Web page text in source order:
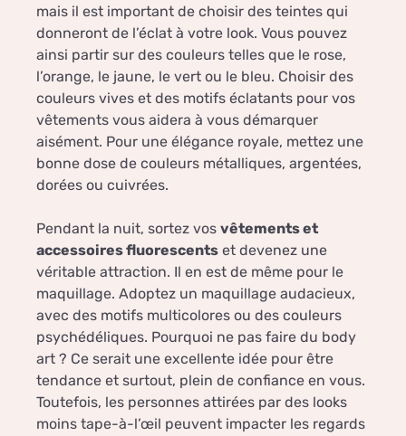
mais il est important de choisir des teintes qui
donneront de l’éclat à votre look. Vous pouvez
ainsi partir sur des couleurs telles que le rose,
l’orange, le jaune, le vert ou le bleu. Choisir des
couleurs vives et des motifs éclatants pour vos
vêtements vous aidera à vous démarquer
aisément. Pour une élégance royale, mettez une
bonne dose de couleurs métalliques, argentées,
dorées ou cuivrées.
Pendant la nuit, sortez vos vêtements et
accessoires fluorescents et devenez une
véritable attraction. Il en est de même pour le
maquillage. Adoptez un maquillage audacieux,
avec des motifs multicolores ou des couleurs
psychédéliques. Pourquoi ne pas faire du body
art ? Ce serait une excellente idée pour être
tendance et surtout, plein de confiance en vous.
Toutefois, les personnes attirées par des looks
moins tape-à-l’œil peuvent impacter les regards